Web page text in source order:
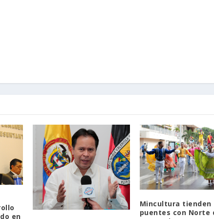
en
Mincultura tienden
puentes con Norte